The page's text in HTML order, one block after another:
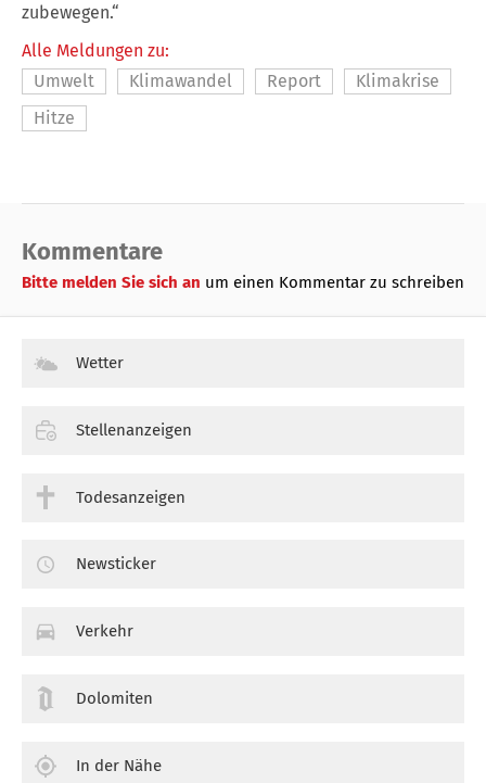
zubewegen.“
Alle Meldungen zu:
Umwelt
Klimawandel Report
Klimakrise
Hitze
Kommentare
Bitte melden Sie sich an um einen Kommentar zu schreiben
Wetter
Stellenanzeigen
Todesanzeigen
Newsticker
Verkehr
Dolomiten
In der Nähe